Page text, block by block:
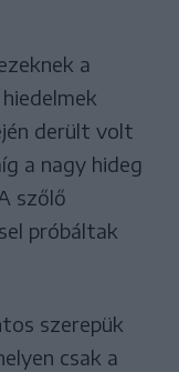
a
derült volt
a nagy hideg
szőlő
próbáltak
szerepük
csak a